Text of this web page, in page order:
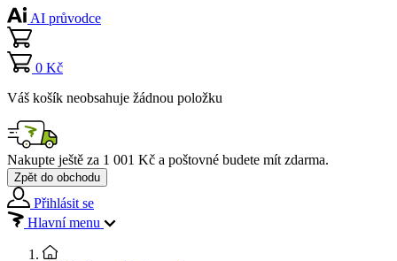
AI průvodce
0 Kč
Váš košík neobsahuje žádnou položku
Nakupte ještě za 1 001 Kč a poštovné budete mít zdarma.
Zpět do obchodu
Přihlásit se
Hlavní menu